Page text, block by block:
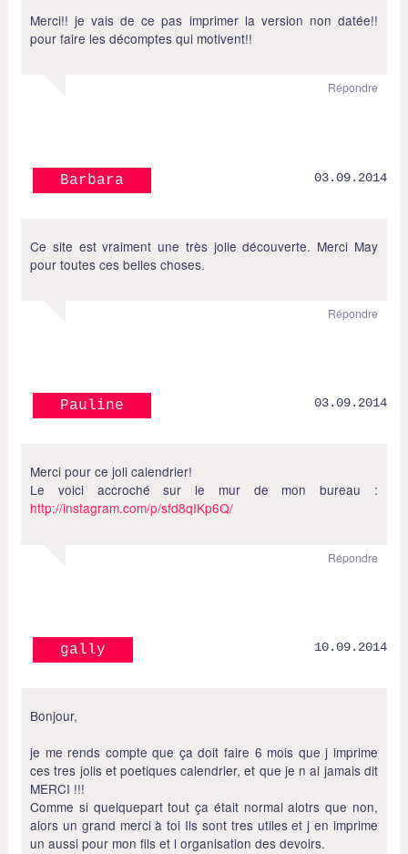
Merci!! je vais de ce pas imprimer la version non datée!!
pour faire les décomptes qui motivent!!
Répondre
Barbara 03.09.2014
Ce site est vraiment une très jolie découverte. Merci May
pour toutes ces belles choses.
Répondre
Pauline 03.09.2014
Merci pour ce joli calendrier!
Le voici accroché sur le mur de mon bureau :
http://instagram.com/p/sfd8qIKp6Q/
Répondre
gally 10.09.2014
Bonjour,
je me rends compte que ça doit faire 6 mois que j imprime
ces tres jolis et poetiques calendrier, et que je n ai jamais dit
MERCI !!!
Comme si quelquepart tout ça était normal alotrs que non,
alors un grand merci à toi Ils sont tres utiles et j en imprime
un aussi pour mon fils et l organisation des devoirs.